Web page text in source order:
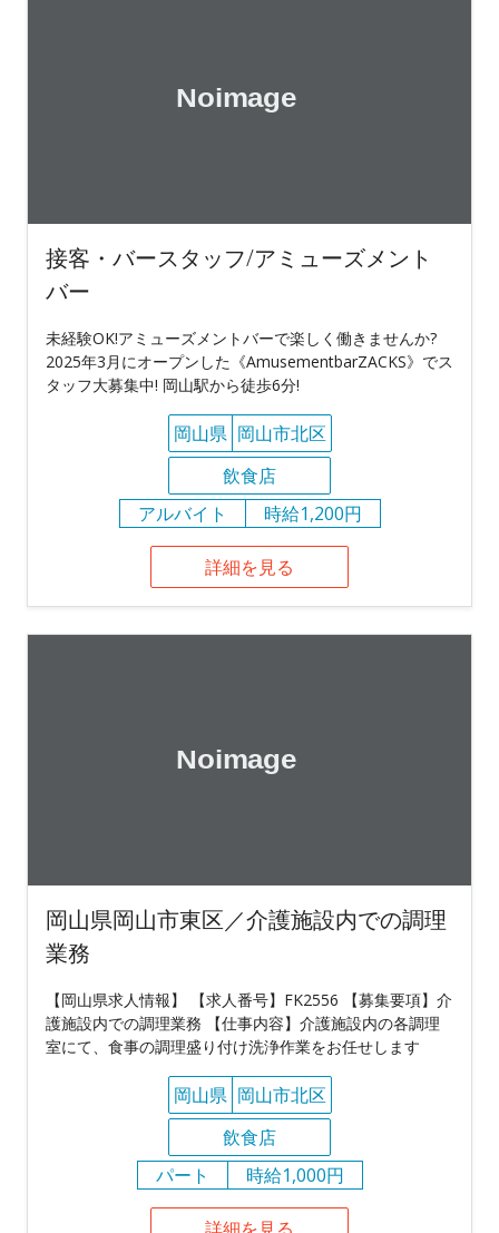
接客・バースタッフ/アミューズメント
バー
未経験OK!アミューズメントバーで楽しく働きませんか?
2025年3月にオープンした《AmusementbarZACKS》でス
タッフ大募集中! 岡山駅から徒歩6分!
岡山県 岡山市北区
飲食店
アルバイト
時給1,200円
詳細を見る
岡山県岡山市東区／介護施設内での調理
業務
【岡山県求人情報】 【求人番号】FK2556 【募集要項】介
護施設内での調理業務 【仕事内容】介護施設内の各調理
室にて、食事の調理盛り付け洗浄作業をお任せします
岡山県 岡山市北区
飲食店
パート
時給1,000円